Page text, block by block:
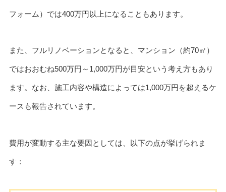
フォーム）では400万円以上になることもあります。
また、フルリノベーションとなると、マンション（約70㎡）
ではおおむね500万円～1,000万円が目安という考え方もあり
ます。なお、施工内容や構造によっては1,000万円を超えるケ
ースも報告されています。
費用が変動する主な要因としては、以下の点が挙げられま
す：